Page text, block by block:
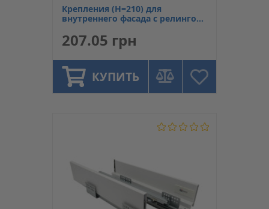
Крепления (H=210) для
внутреннего фасада с релингом
Linken System
207.05 грн
КУПИТЬ